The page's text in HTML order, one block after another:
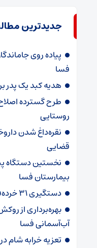
جدیدترین
پیاده روی
فسا
هدیه کبد یک پدر
طرح گسترده
روستایی
نقره‌داغ شدن
قضایی
نخستین دستگاه
بیمارستان فسا
دستگیری ۳۱ خرده‌فروش مواد مخدر در فسا
بهره‌برداری از
آب‌آسمانی فسا
تعزیه خرابه شام